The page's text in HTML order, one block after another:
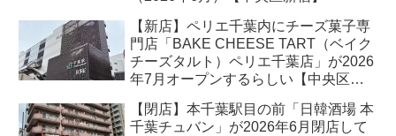
【新店】ペリエ千葉内にチーズ菓子専
門店「BAKE CHEESE TART（ベイク
チーズタルト）ペリエ千葉店」が2026
年7月オープンするらしい【中央区新
【閉店】本千葉駅目の前「日韓酒場 本
千葉チュバン」が2026年6月閉店して